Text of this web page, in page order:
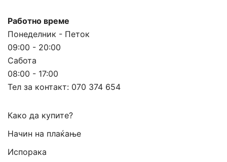
Работно време
Понеделник - Петок
09:00 - 20:00
Сабота
08:00 - 17:00
Тел за контакт: 070 374 654
Како да купите?
Начин на плаќање
Испорака